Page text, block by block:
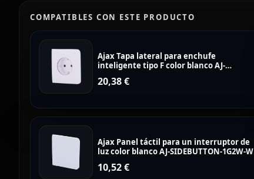
COMPATIBLES CON ESTE PRODUCTO
Ajax Tapa lateral para enchufe
inteligente tipo F color blanco AJ-
20,38€
Ajax Panel táctil para un interruptor de
luz color blanco AJ-SIDEBUTTON-1G2W-W
10,52€